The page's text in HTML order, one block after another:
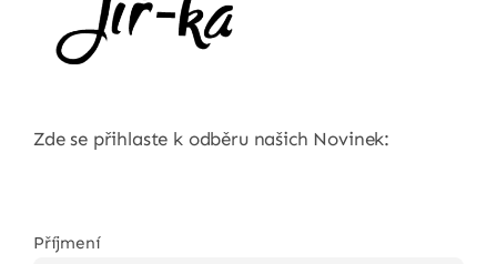
Zde se přihlaste k odběru našich Novinek:
Příjmení